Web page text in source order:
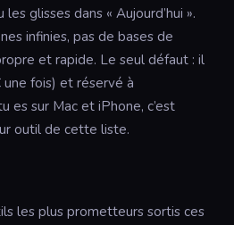
glisses dans « Aujourd’hui ».
infinies, pas de bases de
et rapide. Le seul défaut : il
fois) et réservé à
es sur Mac et iPhone, c’est
outil de cette liste.
les plus prometteurs sortis ces